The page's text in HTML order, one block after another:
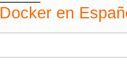
Docker en